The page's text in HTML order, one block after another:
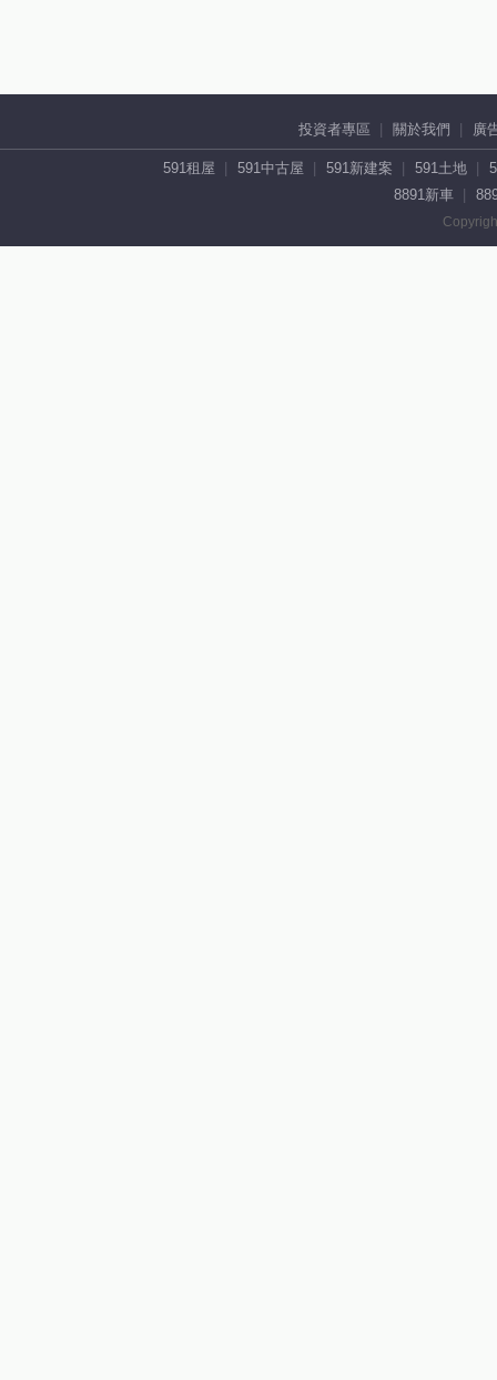
投資者專區 關於我們 廣
591租屋 591中古屋 591新建案 591土地
8891新車